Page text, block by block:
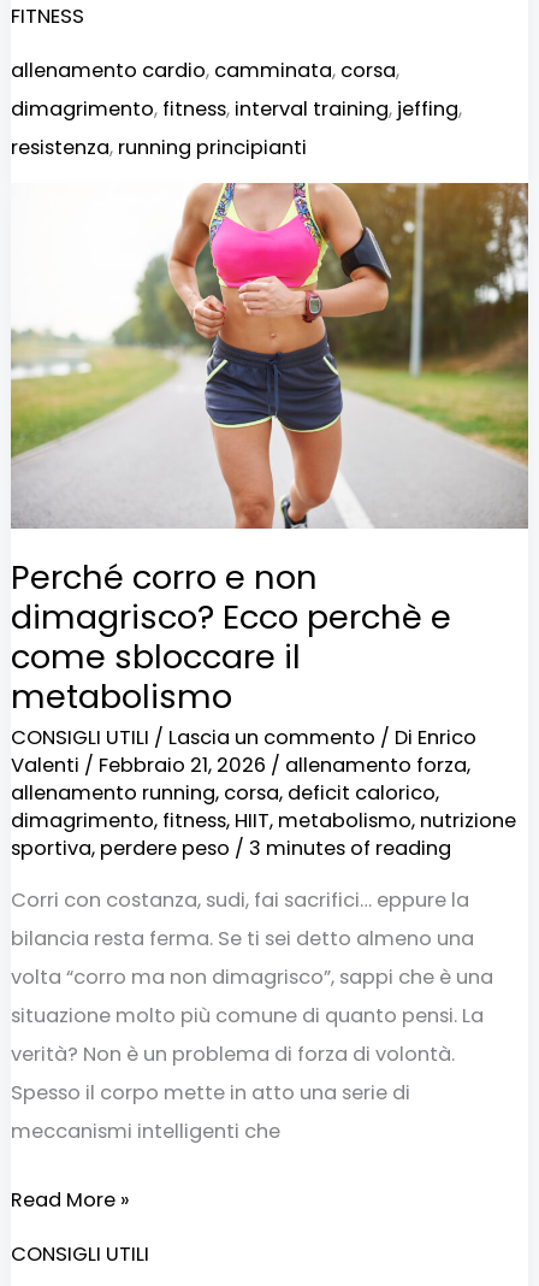
FITNESS
allenamento cardio, camminata, corsa,
dimagrimento, fitness, interval training, jeffing,
resistenza, running principianti
Perché corro e non
dimagrisco? Ecco perchè e
come sbloccare il
metabolismo
CONSIGLI UTILI / Lascia un commento / Di Enrico
Valenti / Febbraio 21, 2026 / allenamento forza,
allenamento running, corsa, deficit calorico,
dimagrimento, fitness, HIIT, metabolismo, nutrizione
sportiva, perdere peso / 3 minutes of reading
Corri con costanza, sudi, fai sacrifici… eppure la
bilancia resta ferma. Se ti sei detto almeno una
volta “corro ma non dimagrisco”, sappi che è una
situazione molto più comune di quanto pensi. La
verità? Non è un problema di forza di volontà.
Spesso il corpo mette in atto una serie di
meccanismi intelligenti che
dimagrisco?
Ecco
perchè
e
come
il
metabolismo
Read More »
CONSIGLI UTILI